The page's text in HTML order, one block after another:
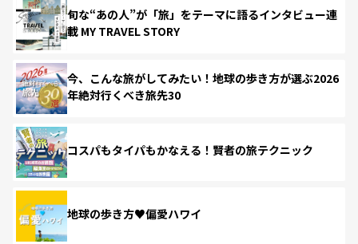
旬な“あの人”が「旅」をテーマに語るインタビュー連
載 MY TRAVEL STORY
今、こんな旅がしてみたい！地球の歩き方が選ぶ2026
年絶対行くべき旅先30
コスパもタイパもかなえる！賢者の旅テクニック
地球の歩き方♥偏愛ハワイ